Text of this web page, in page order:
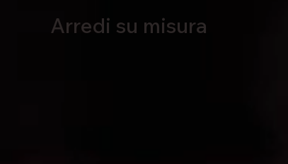
Arredi su misura